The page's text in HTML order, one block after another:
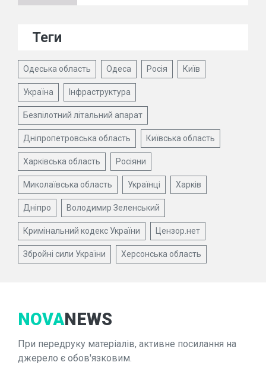
Теги
Одеська область Одеса Росія Київ
Україна Інфраструктура
Безпілотний літальний апарат
Дніпропетровська область Київська область
Харківська область Росіяни
Миколаївська область Українці Харків
Дніпро Володимир Зеленський
Кримінальний кодекс України Цензор.нет
Збройні сили України Херсонська область
NOVANEWS
При передруку матеріалів, активне посилання на
джерело є обов'язковим.